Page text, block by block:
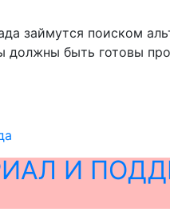
займутся поиском
должны быть готовы
И